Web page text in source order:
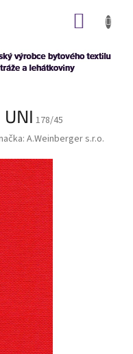
178/45
A.Weinberger s.r.o.